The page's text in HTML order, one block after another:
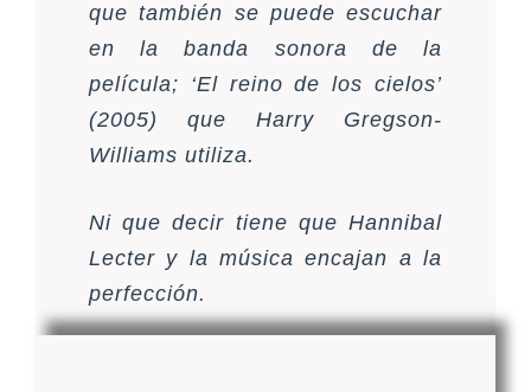
que también se puede escuchar
en la banda sonora de la
película; ‘El reino de los cielos’
(2005) que Harry Gregson-
Williams utiliza.
Ni que decir tiene que Hannibal
Lecter y la música encajan a la
perfección.